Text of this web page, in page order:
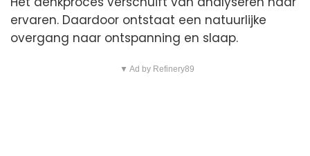
ervaren. Daardoor ontstaat een natuurlijke
overgang naar ontspanning en slaap.
▼ Ad by Refinery89